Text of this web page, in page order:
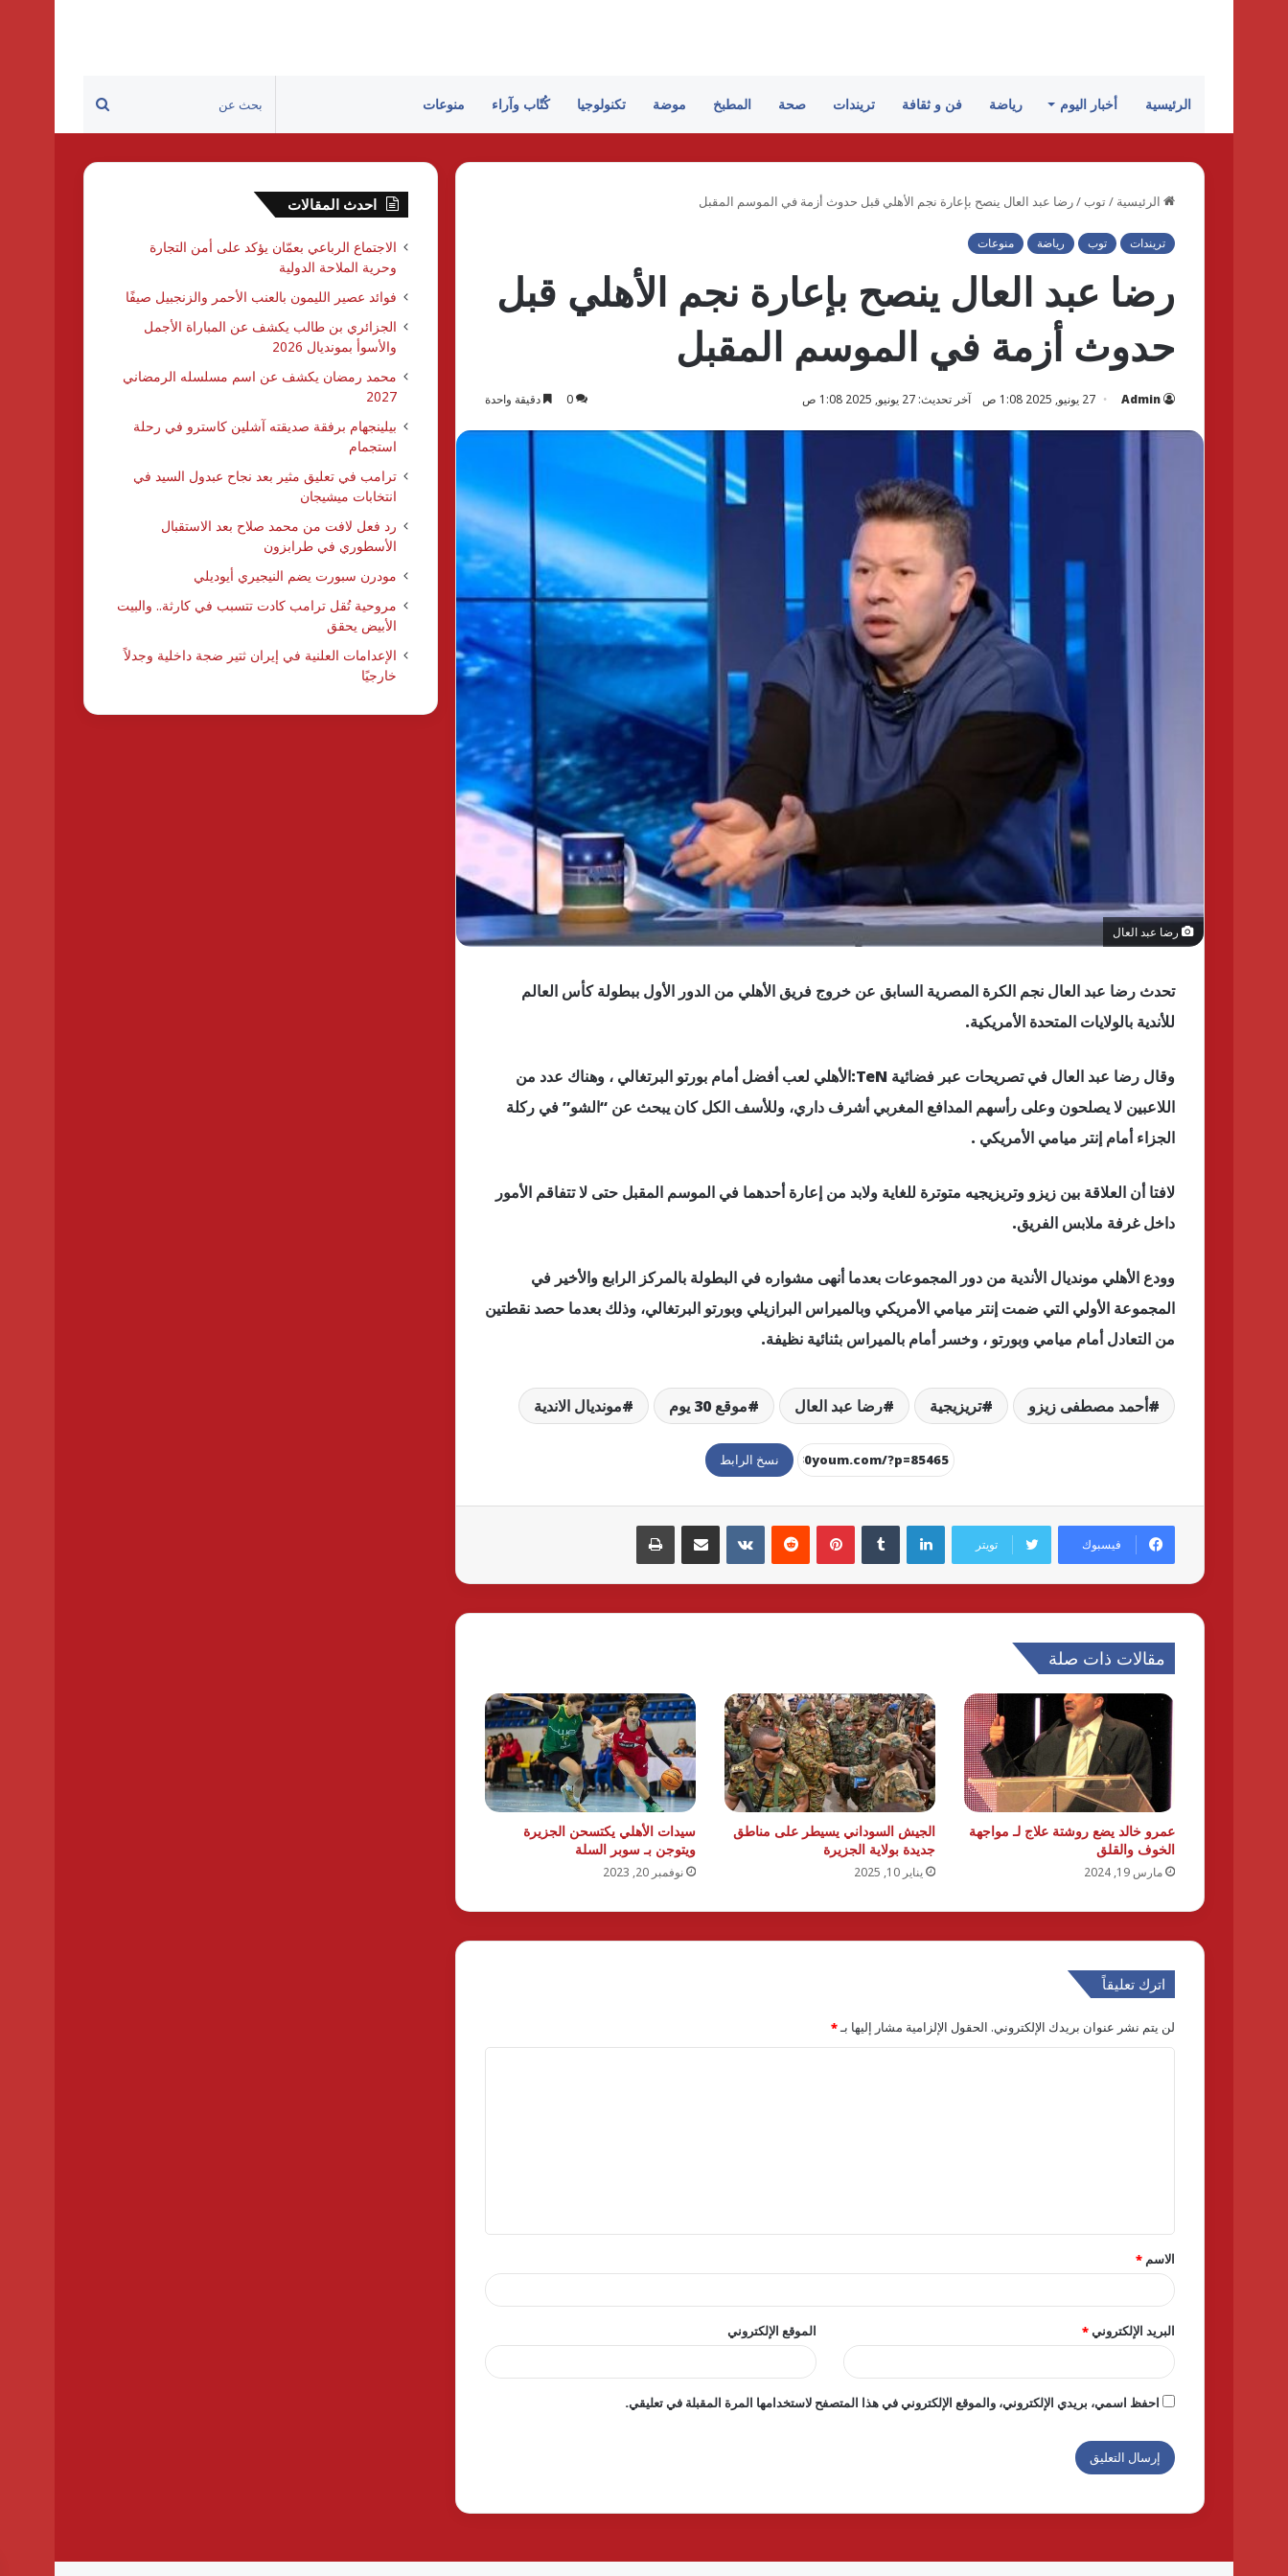
الرئيسية أخبار اليوم رياضة فن و ثقافة تريندات صحة المطبخ موضة تكنولوجيا كُتّاب وآراء منوعات بحث
عن
الرئيسية /توب /رضا عبد العال ينصح بإعارة نجم الأهلي قبل حدوث أزمة في الموسم المقبل
تريندات توب رياضة منوعات
رضا عبد العال ينصح بإعارة نجم الأهلي قبل
حدوث أزمة في الموسم المقبل
Admin 27 يونيو, 2025 1:08 ص آخر تحديث: 27 يونيو, 2025 1:08 ص 0 دقيقة واحدة
رضا عبد العال
تحدث رضا عبد العال نجم الكرة المصرية السابق عن خروج فريق الأهلي من الدور الأول ببطولة كأس العالم
للأندية بالولايات المتحدة الأمريكية.
وقال رضا عبد العال في تصريحات عبر فضائية TeN:الأهلي لعب أفضل أمام بورتو البرتغالي ، وهناك عدد من
اللاعبين لا يصلحون وعلى رأسهم المدافع المغربي أشرف داري، وللأسف الكل كان يبحث عن “الشو” في ركلة
الجزاء أمام إنتر ميامي الأمريكي .
لافتا أن العلاقة بين زيزو وتريزيجيه متوترة للغاية ولابد من إعارة أحدهما في الموسم المقبل حتى لا تتفاقم الأمور
داخل غرفة ملابس الفريق.
وودع الأهلي مونديال الأندية من دور المجموعات بعدما أنهى مشواره في البطولة بالمركز الرابع والأخير في
المجموعة الأولي التي ضمت إنتر ميامي الأمريكي وبالميراس البرازيلي وبورتو البرتغالي، وذلك بعدما حصد نقطتين
من التعادل أمام ميامي وبورتو ، وخسر أمام بالميراس بثنائية نظيفة.
أحمد مصطفى زيزو تريزيجية رضا عبد العال موقع 30 يوم مونديال الاندية
نسخ الرابط
فيسبوك تويتر
لينكدإن بينتيريست مشاركة عبر البريد طباعة
مقالات ذات صلة
عمرو خالد يضع روشتة علاج لـ مواجهة
الخوف والقلق
مارس 19, 2024
الجيش السوداني يسيطر على مناطق
جديدة بولاية الجزيرة
يناير 10, 2025
سيدات الأهلي يكتسحن الجزيرة
ويتوجن بـ سوبر السلة
نوفمبر 20, 2023
اترك تعليقاً
لن يتم نشر عنوان بريدك الإلكتروني. الحقول الإلزامية مشار إليها بـ*
ق
*
الاسم *
البريد الإلكتروني* الموقع الإلكتروني
احفظ اسمي، بريدي الإلكتروني، والموقع الإلكتروني في هذا المتصفح لاستخدامها المرة المقبلة في تعليقي.
احدث المقالات
الاجتماع الرباعي بعمّان يؤكد على أمن التجارة
وحرية الملاحة الدولية
فوائد عصير الليمون بالعنب الأحمر والزنجبيل صيفًا
الجزائري بن طالب يكشف عن المباراة الأجمل
والأسوأ بمونديال 2026
محمد رمضان يكشف عن اسم مسلسله الرمضاني
2027
بيلينجهام برفقة صديقته آشلين كاسترو في رحلة
استجمام
ترامب في تعليق مثير بعد نجاح عبدول السيد في
انتخابات ميشيجان
رد فعل لافت من محمد صلاح بعد الاستقبال
الأسطوري في طرابزون
مودرن سبورت يضم النيجيري أيوديلي
مروحية تُقل ترامب كادت تتسبب في كارثة.. والبيت
الأبيض يحقق
الإعدامات العلنية في إيران ثتير ضجة داخلية وجدلاً
خارجيًا